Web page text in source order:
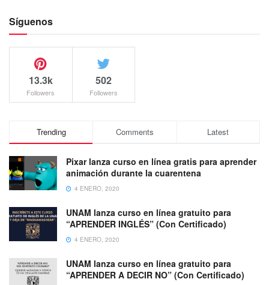
Síguenos
13.3k
Followers
502
Followers
Trending Comments Latest
Pixar lanza curso en línea gratis para aprender
animación durante la cuarentena
4 ENERO, 2020
UNAM lanza curso en línea gratuito para
“APRENDER INGLÉS” (Con Certificado)
4 ENERO, 2020
UNAM lanza curso en línea gratuito para
“APRENDER A DECIR NO” (Con Certificado)